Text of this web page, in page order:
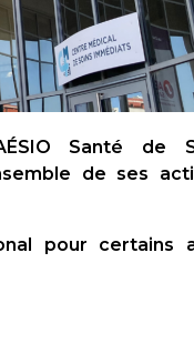
Santé de
de ses
pour certains